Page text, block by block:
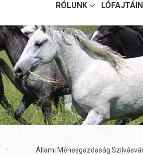
RÓLUNK
Állami Ménesgazdaság